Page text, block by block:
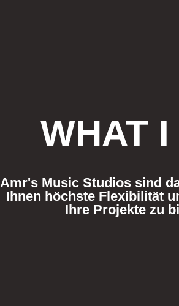
WHAT I
Amr's Music Studios sind
Ihnen höchste Flexibilität
Ihre Projekte zu